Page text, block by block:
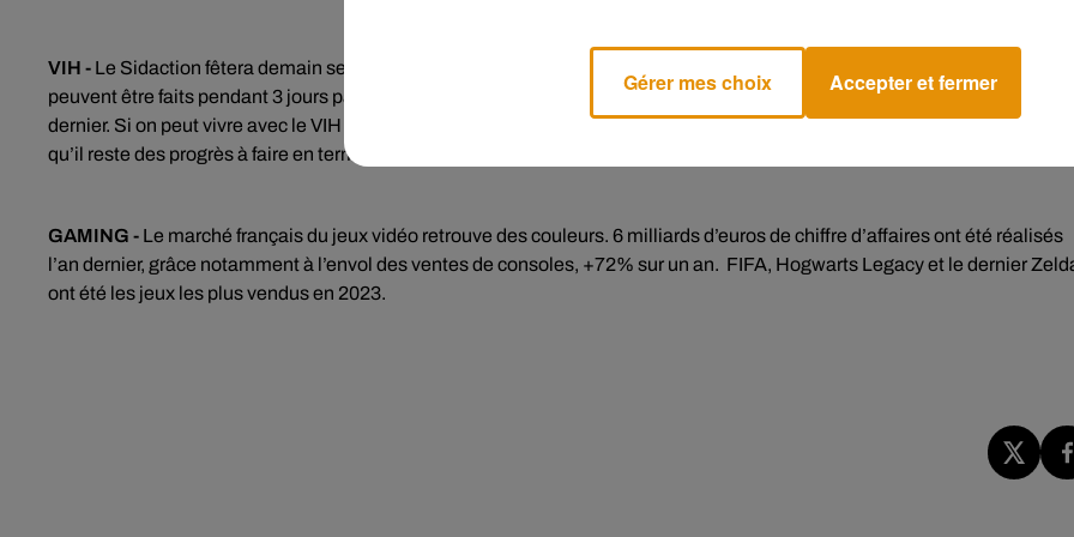
VIH - Le Sidaction fêtera demain ses 30 ans. Les dons, qui financeront des recherches et des soins, en France et à
peuvent être faits pendant 3 jours par téléphone, SMS ou sur Internet. Près de 4 millions d’euros avaient été récoltés l’an
dernier. Si on peut vivre avec le VIH avec un traitement, on n’en guérit pas rappelle la présidente du Sidaction, qui souligne
qu’il reste des progrès à faire en termes de prévention, de dépistage et d’accès aux traitements.
GAMING - Le marché français du jeux vidéo retrouve des couleurs. 6 milliards d’euros de chiffre d’affaires ont été réalisés
l’an dernier, grâce notamment à l’envol des ventes de consoles, +72% sur un an. FIFA, Hogwarts Legacy et le dernier
ont été les jeux les plus vendus en 2023.
Gérer mes choix Accepter et fermer